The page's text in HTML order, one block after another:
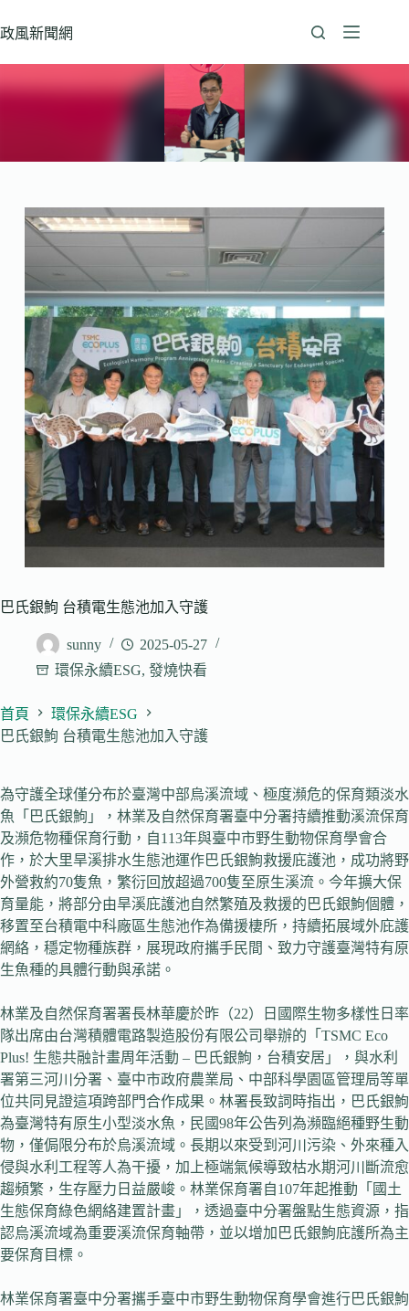
至
政風新聞網
巴氏銀鮈 台積電生態池加入守護
sunny
2025-05-27
環保永續ESG, 發燒快看
首頁
環保永續ESG
巴氏銀鮈 台積電生態池加入守護
為守護全球僅分布於臺灣中部烏溪流域、極度瀕危的保育類淡水
魚「巴氏銀鮈」，林業及自然保育署臺中分署持續推動溪流保育
及瀕危物種保育行動，自113年與臺中市野生動物保育學會合
作，於大里旱溪排水生態池運作巴氏銀鮈救援庇護池，成功將野
外營救約70隻魚，繁衍回放超過700隻至原生溪流。今年擴大保
育量能，將部分由旱溪庇護池自然繁殖及救援的巴氏銀鮈個體，
移置至台積電中科廠區生態池作為備援棲所，持續拓展域外庇護
網絡，穩定物種族群，展現政府攜手民間、致力守護臺灣特有原
生魚種的具體行動與承諾。
林業及自然保育署署長林華慶於昨（22）日國際生物多樣性日率
隊出席由台灣積體電路製造股份有限公司舉辦的「TSMC Eco
Plus! 生態共融計畫周年活動 – 巴氏銀鮈，台積安居」，與水利
署第三河川分署、臺中市政府農業局、中部科學園區管理局等單
位共同見證這項跨部門合作成果。林署長致詞時指出，巴氏銀鮈
為臺灣特有原生小型淡水魚，民國98年公告列為瀕臨絕種野生動
物，僅侷限分布於烏溪流域。長期以來受到河川污染、外來種入
侵與水利工程等人為干擾，加上極端氣候導致枯水期河川斷流愈
趨頻繁，生存壓力日益嚴峻。林業保育署自107年起推動「國土
生態保育綠色網絡建置計畫」，透過臺中分署盤點生態資源，指
認烏溪流域為重要溪流保育軸帶，並以增加巴氏銀鮈庇護所為主
要保育目標。
林業保育署臺中分署攜手臺中市野生動物保育學會進行巴氏銀鮈